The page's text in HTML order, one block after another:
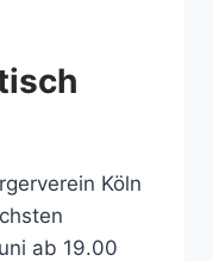
Köln
ab 19.00